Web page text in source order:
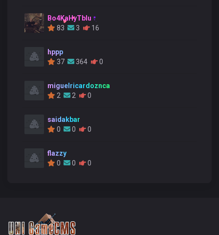
Bo4KaHyTblu
83
3 16
hppp
37
364 0
miguelricardoznca
2
2 0
saidakbar
0
0 0
flazzy
0
0 0